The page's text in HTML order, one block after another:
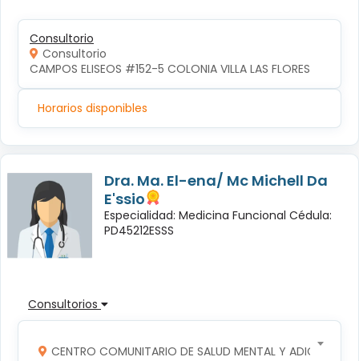
Consultorio
Consultorio
CAMPOS ELISEOS #152-5 COLONIA VILLA LAS FLORES
Horarios disponibles
Dra. Ma. El-ena/ Mc Michell Da
E'ssio
Especialidad: Medicina Funcional Cédula:
PD45212ESSS
Consultorios
CENTRO COMUNITARIO DE SALUD MENTAL Y ADICCIONES